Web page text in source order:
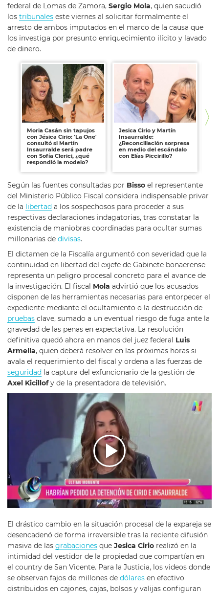
federal de Lomas de Zamora, Sergio Mola, quien sacudió
los tribunales este viernes al solicitar formalmente el
arresto de ambos imputados en el marco de la causa que
los investiga por presunto enriquecimiento ilícito y lavado
de dinero.
Moria Casán sin tapujos
con Jésica Cirio: 'La One'
consultó si Martín
Insaurralde será padre
con Sofía Clerici, ¿qué
respondió la modelo?
Jesica Cirio y Martín
Insaurralde:
¿Reconciliación sorpresa
en medio del escándalo
con Elías Piccirillo?
Según las fuentes consultadas por Bisso el representante
del Ministerio Público Fiscal considera indispensable privar
de la
libertad a los sospechosos para proceder a sus
respectivas declaraciones indagatorias, tras constatar la
existencia de maniobras coordinadas para ocultar sumas
millonarias de divisas.
El dictamen de la Fiscalía argumentó con severidad que la
continuidad en libertad del exjefe de Gabinete bonaerense
representa un peligro procesal concreto para el avance de
la investigación. El fiscal Mola advirtió que los acusados
disponen de las herramientas necesarias para entorpecer el
expediente mediante el ocultamiento o la destrucción de
pruebas clave, sumado a un eventual riesgo de fuga ante la
gravedad de las penas en expectativa. La resolución
definitiva quedó ahora en manos del juez federal
Luis
Armella, quien deberá resolver en las próximas horas si
avala el requerimiento del fiscal y ordena a las fuerzas de
seguridad la captura del exfuncionario de la gestión de
Axel Kicillofy de la presentadora de televisión.
El drástico cambio en la situación procesal de la expareja se
desencadenó de forma irreversible tras la reciente difusión
masiva de las grabaciones que Jesica Cirio realizó en la
intimidad del vestidor de la propiedad que compartían en
el country de San Vicente. Para la Justicia, los videos donde
se observan fajos de millones de dólares en efectivo
distribuidos en cajones, cajas, bolsos y valijas configuran